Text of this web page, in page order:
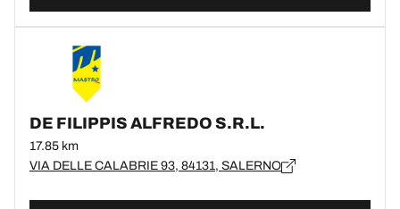
DE FILIPPIS ALFREDO S.R.L.
17.85 km
VIA DELLE CALABRIE 93, 84131, SALERNO